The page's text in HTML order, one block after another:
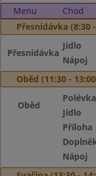
Menu
Chod
Přesnídávka (8:30
Přesnídávka
Jídlo
Nápoj
Oběd (11:30 -
Oběd
Polévka
Jídlo
Příloha
Nápoj